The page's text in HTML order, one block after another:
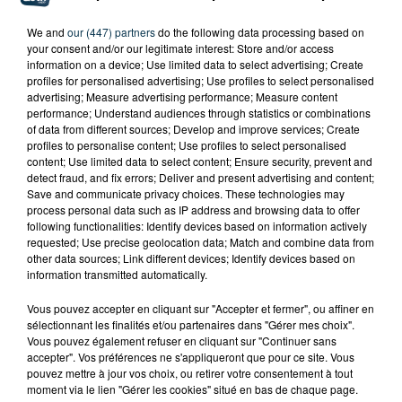
TITRES DIFFUSÉS
We and our (447) partnersdo the following data processing based on
your consent and/or our legitimate interest: Store and/or access
information on a device; Use limited data to select advertising; Create
profiles for personalised advertising; Use profiles to select personalised
advertising; Measure advertising performance; Measure content
performance; Understand audiences through statistics or combinations
of data from different sources; Develop and improve services; Create
profiles to personalise content; Use profiles to select personalised
content; Use limited data to select content; Ensure security, prevent and
detect fraud, and fix errors; Deliver and present advertising and content;
Save and communicate privacy choices. These technologies may
process personal data such as IP address and browsing data to offer
following functionalities: Identify devices based on information actively
requested; Use precise geolocation data; Match and combine data from
other data sources; Link different devices; Identify devices based on
information transmitted automatically.
Vous pouvez accepter en cliquant sur "Accepter et fermer", ou affiner en
sélectionnant les finalités et/ou partenaires dans "Gérer mes choix".
Vous pouvez également refuser en cliquant sur "Continuer sans
accepter". Vos préférences ne s'appliqueront que pour ce site. Vous
pouvez mettre à jour vos choix, ou retirer votre consentement à tout
moment via le lien "Gérer les cookies" situé en bas de chaque page.